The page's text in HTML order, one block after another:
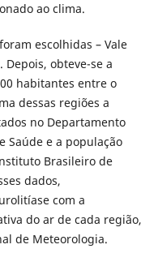
ao clima.
escolhidas – Vale
obteve-se a
habitantes entre o
dessas regiões a
no Departamento
Saúde e a população
Brasileiro de
dados,
com a
do ar de cada região,
de Meteorologia.